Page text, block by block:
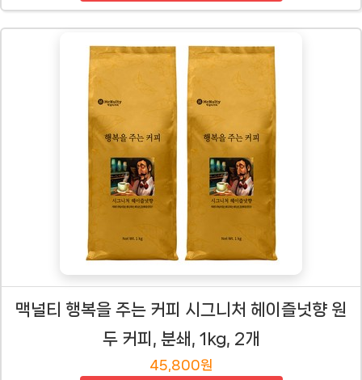
맥널티 행복을 주는 커피 시그니처 헤이즐넛향 원
두 커피, 분쇄, 1kg, 2개
45,800원